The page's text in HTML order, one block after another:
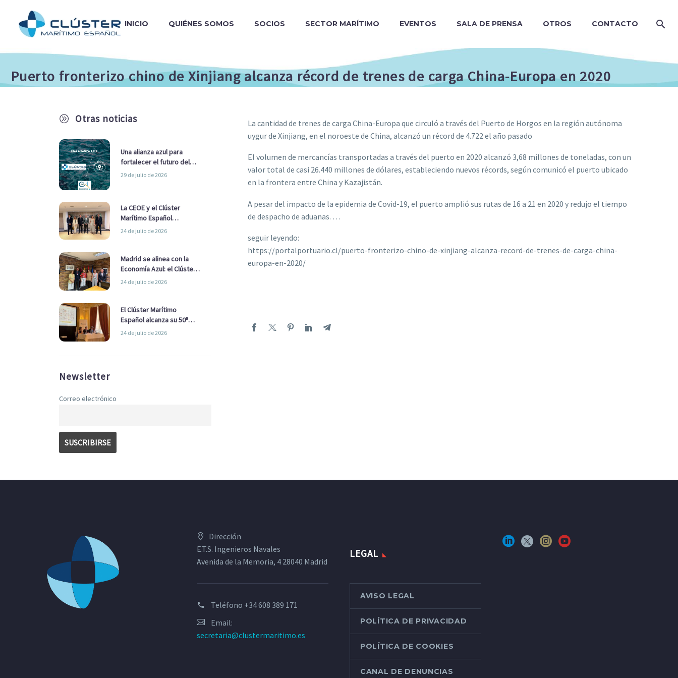
INICIO QUIÉNES SOMOS SOCIOS SECTOR MARÍTIMO EVENTOS SALA DE PRENSA OTROS CONTACTO
Puerto fronterizo chino de Xinjiang alcanza récord de trenes de carga China-Europa en 2020
A Otras noticias
Una alianza azul para
fortalecer el futuro del
sector marítimo
29 de julio de 2026
La CEOE y el Clúster
Marítimo Español
refuerzan su alianza para
24 de julio de 2026
Madrid se alinea con la
Economía Azul: el Clúster
Marítimo Español y la Real
Ayuntamiento
24 de julio de 2026
El Clúster Marítimo
Español alcanza su 50ª
Asamblea reafirmando su
24 de julio de 2026
Newsletter
Correo electrónico
La cantidad de trenes de carga China-Europa que circuló a través del Puerto de Horgos en la región autónoma
uygur de Xinjiang, en el noroeste de China, alcanzó un récord de 4.722 el año pasado
El volumen de mercancías transportadas a través del puerto en 2020 alcanzó 3,68 millones de toneladas, con un
valor total de casi 26.440 millones de dólares, estableciendo nuevos récords, según comunicó el puerto ubicado
en la frontera entre China y Kazajistán.
A pesar del impacto de la epidemia de Covid-19, el puerto amplió sus rutas de 16 a 21 en 2020 y redujo el tiempo
de despacho de aduanas. …
seguir leyendo:
https://portalportuario.cl/puerto-fronterizo-chino-de-xinjiang-alcanza-record-de-trenes-de-carga-china-
europa-en-2020/
Dirección
E.T.S. Ingenieros Navales
Avenida de la Memoria, 4 28040 Madrid
Teléfono +34 608 389 171
Email:
secretaria@clustermaritimo.es
LEGAL
AVISO LEGAL
POLÍTICA DE PRIVACIDAD
POLÍTICA DE COOKIES
CANAL DE DENUNCIAS